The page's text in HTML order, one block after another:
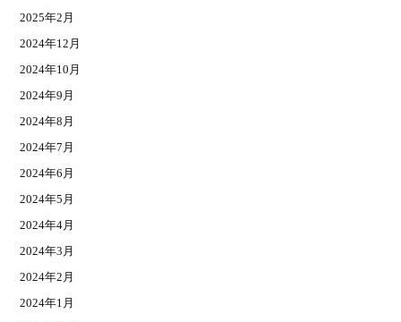
2025年2月
2024年12月
2024年10月
2024年9月
2024年8月
2024年7月
2024年6月
2024年5月
2024年4月
2024年3月
2024年2月
2024年1月